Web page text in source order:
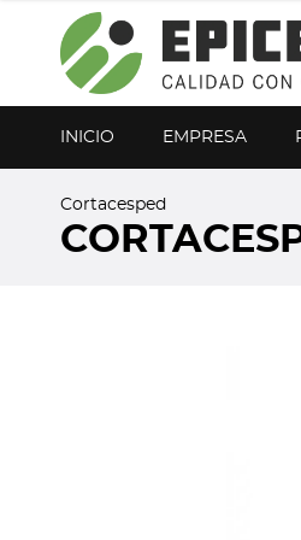
¿Olvidó su contraseña?
INICIO EMPRESA
Cortacesped